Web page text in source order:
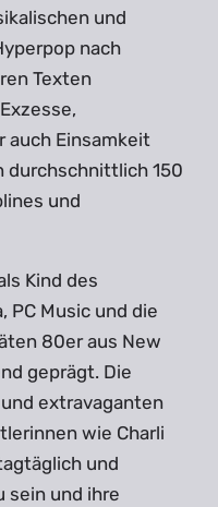
und
nach
Texten
auch Einsamkeit
durchschnittlich 150
und
Kind des
PC Music und die
80er aus New
geprägt. Die
extravaganten
wie Charli
und
sein und ihre